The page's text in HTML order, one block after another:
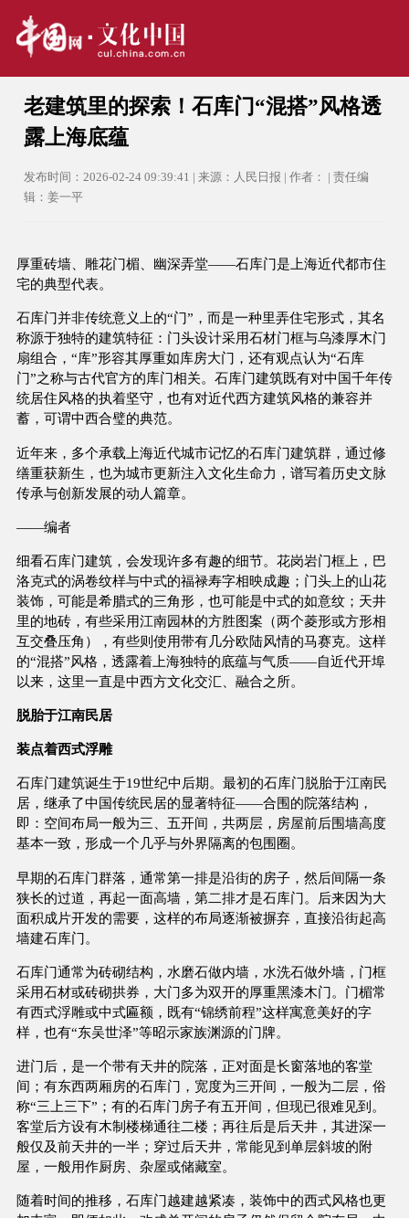
老建筑里的探索！石库门“混搭”风格透
露上海底蕴
发布时间：2026-02-24 09:39:41 | 来源：人民日报 | 作者： | 责任编
辑：姜一平
厚重砖墙、雕花门楣、幽深弄堂——石库门是上海近代都市住
宅的典型代表。
石库门并非传统意义上的“门”，而是一种里弄住宅形式，其名
称源于独特的建筑特征：门头设计采用石材门框与乌漆厚木门
扇组合，“库”形容其厚重如库房大门，还有观点认为“石库
门”之称与古代官方的库门相关。石库门建筑既有对中国千年传
统居住风格的执着坚守，也有对近代西方建筑风格的兼容并
蓄，可谓中西合璧的典范。
近年来，多个承载上海近代城市记忆的石库门建筑群，通过修
缮重获新生，也为城市更新注入文化生命力，谱写着历史文脉
传承与创新发展的动人篇章。
——编者
细看石库门建筑，会发现许多有趣的细节。花岗岩门框上，巴
洛克式的涡卷纹样与中式的福禄寿字相映成趣；门头上的山花
装饰，可能是希腊式的三角形，也可能是中式的如意纹；天井
里的地砖，有些采用江南园林的方胜图案（两个菱形或方形相
互交叠压角），有些则使用带有几分欧陆风情的马赛克。这样
的“混搭”风格，透露着上海独特的底蕴与气质——自近代开埠
以来，这里一直是中西方文化交汇、融合之所。
脱胎于江南民居
装点着西式浮雕
石库门建筑诞生于19世纪中后期。最初的石库门脱胎于江南民
居，继承了中国传统民居的显著特征——合围的院落结构，
即：空间布局一般为三、五开间，共两层，房屋前后围墙高度
基本一致，形成一个几乎与外界隔离的包围圈。
早期的石库门群落，通常第一排是沿街的房子，然后间隔一条
狭长的过道，再起一面高墙，第二排才是石库门。后来因为大
面积成片开发的需要，这样的布局逐渐被摒弃，直接沿街起高
墙建石库门。
石库门通常为砖砌结构，水磨石做内墙，水洗石做外墙，门框
采用石材或砖砌拱券，大门多为双开的厚重黑漆木门。门楣常
有西式浮雕或中式匾额，既有“锦绣前程”这样寓意美好的字
样，也有“东吴世泽”等昭示家族渊源的门牌。
进门后，是一个带有天井的院落，正对面是长窗落地的客堂
间；有东西两厢房的石库门，宽度为三开间，一般为二层，俗
称“三上三下”；有的石库门房子有五开间，但现已很难见到。
客堂后方设有木制楼梯通往二楼；再往后是后天井，其进深一
般仅及前天井的一半；穿过后天井，常能见到单层斜坡的附
屋，一般用作厨房、杂屋或储藏室。
随着时间的推移，石库门越建越紧凑，装饰中的西式风格也更